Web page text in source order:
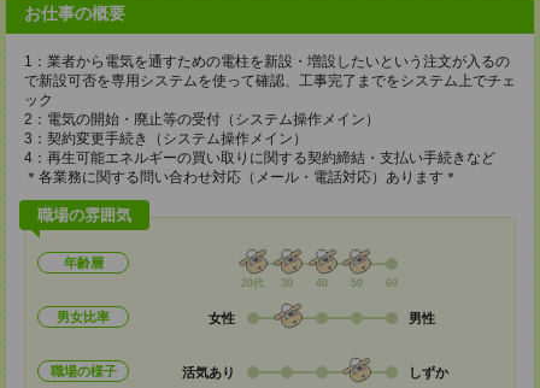
お仕事の概要
1：業者から電気を通すための電柱を新設・増設したいという注文が入るの
で新設可否を専用システムを使って確認、工事完了までをシステム上でチェ
ック
2：電気の開始・廃止等の受付（システム操作メイン）
3：契約変更手続き（システム操作メイン）
4：再生可能エネルギーの買い取りに関する契約締結・支払い手続きなど
＊各業務に関する問い合わせ対応（メール・電話対応）あります＊
職場の雰囲気
年齢層
20代 30 40 50 60
男女比率 女性 男性
職場の様子 活気あり しずか